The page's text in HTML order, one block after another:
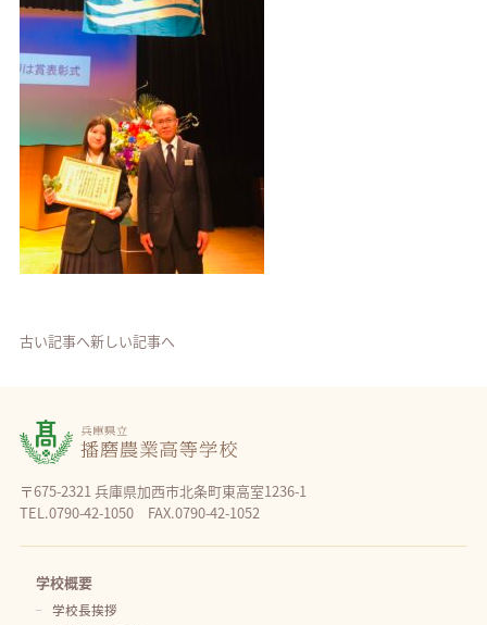
古い記事へ新しい記事へ
〒675-2321 兵庫県加西市北条町東高室1236-1
TEL.0790-42-1050 FAX.0790-42-1052
学校概要
学校長挨拶